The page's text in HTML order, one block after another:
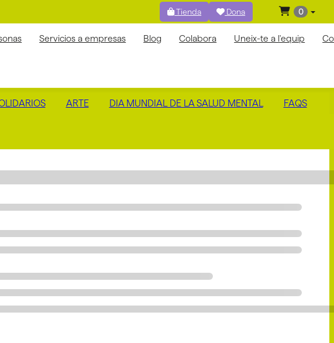
Tienda Dona 0
Servicios a empresas Blog Colabora Uneix-te a l'equip
ARTE DIA MUNDIAL DE LA SALUD MENTAL FAQS